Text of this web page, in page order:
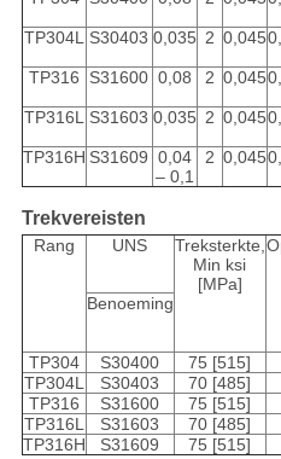
TP304L S30403 0,035 2 0,045
TP316 S31600 0,08 2 0,045
TP316L S31603 0,035 2 0,045
TP316H S31609 0,04
– 0,1
2 0,045
Trekvereisten
Rang UNS
Treksterkte,
Min ksi
[MPa]
Benoeming
TP304 S30400 75 [515]
TP304L
S30403 70 [485]
TP316
S31600 75 [515]
TP316L
S31603 70 [485]
TP316H
S31609 75 [515]